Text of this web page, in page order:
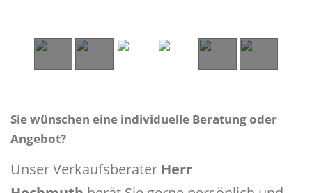
Sie wünschen eine individuelle Beratung oder
Angebot?
Unser Verkaufsberater Herr